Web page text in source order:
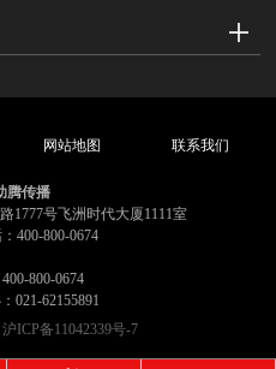
网站地图 联系我们
腾传播
1777号飞洲时代大厦1111室
400-800-0674
800-0674
021-62155891
沪ICP备11042339号-7